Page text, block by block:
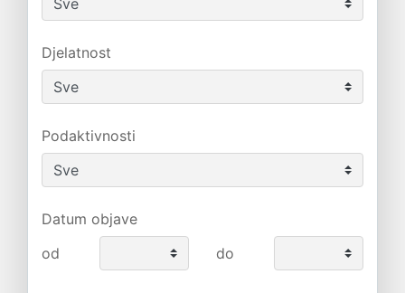
Djelatnost
Podaktivnosti
Datum objave
od
do